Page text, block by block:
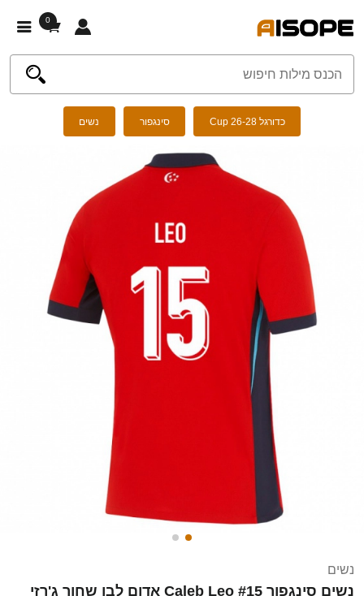
0
כדורגל Cup 26-28 סינגפור נשים
נשים
נשים סינגפור Caleb Leo #15 אדום לבן שחור ג'רזי